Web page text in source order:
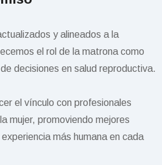
y alineados a la
el rol de la matrona como
decisiones en salud reproductiva.
el vínculo con profesionales
mujer, promoviendo mejores
más humana en cada